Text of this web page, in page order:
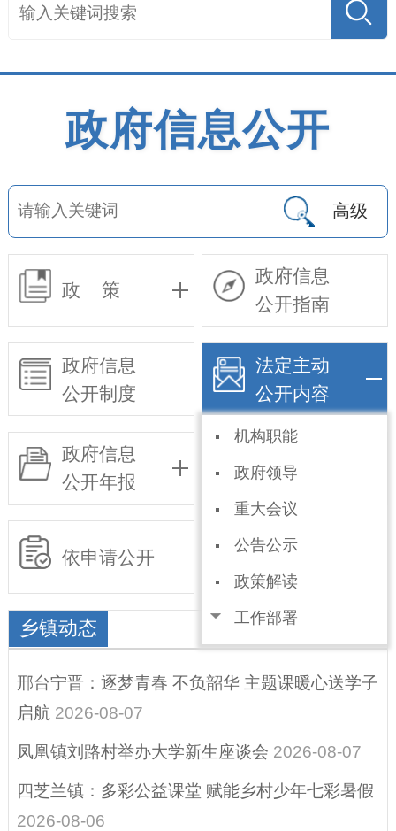
政府信息公开
高级
政 策
政府信息
公开指南
政府信息
公开制度
法定主动
公开内容
机构职能
政府领导
重大会议
公告公示
政策解读
工作部署
部门动态
乡镇动态
政府信息
公开年报
公开事项目录
依申请公开
乡镇动态
邢台宁晋：逐梦青春 不负韶华 主题课暖心送学子
启航 2026-08-07
凤凰镇刘路村举办大学新生座谈会 2026-08-07
四芝兰镇：多彩公益课堂 赋能乡村少年七彩暑假
2026-08-06